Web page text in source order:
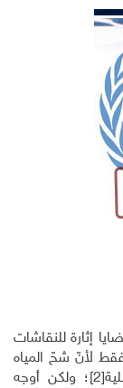
إثارة للنقاشات
لأنّ شحّ المياه
[2] ؛ ولكن أوجه